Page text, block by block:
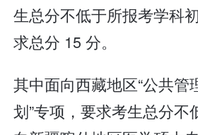
生总分不低于所报考学科
求总分 15 分。
其中面向西藏地区“公共管
划”专项，要求考生总分不